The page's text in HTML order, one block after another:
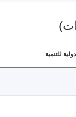
للتنمية